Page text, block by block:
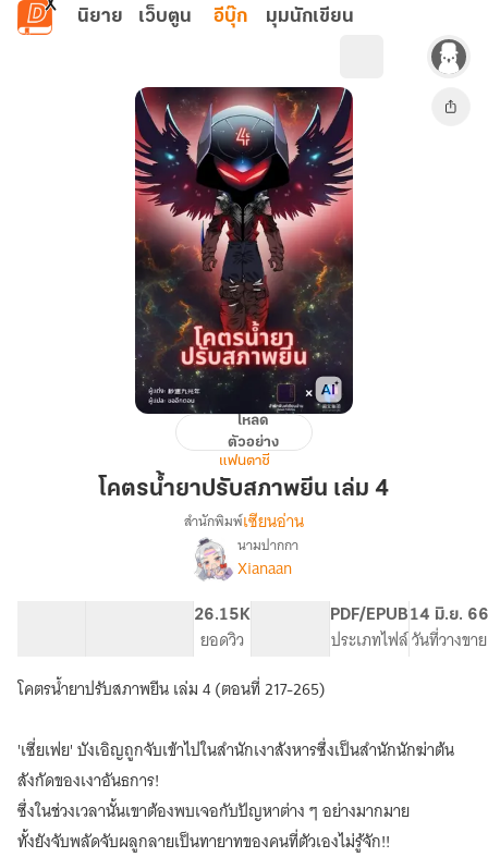
ข้ามไปยังเนื้อหาหลัก
นิยาย เว็บตูน อีบุ๊ก มุมนักเขียน
โคตร
ปรับ
โหลด
ตัวอย่าง
แฟนตาซี
โคตรน้ำยาปรับสภาพยีน เล่ม 4
เรื่อง[จบ
แล้ว]โคตร
น้ำยา
ปรับ
สภาพ
ยีน
(อ่าน
ละ
12.00)
สำนักพิมพ์เซียนอ่าน
นามปากกา
Xianaan
26.15K
ยอดวิว
PDF/EPUB
ประเภทไฟล์
14 มิ.ย. 66
วันที่วางขาย
โคตรน้ำยาปรับสภาพยีน เล่ม 4 (ตอนที่ 217-265)
'เซี่ยเฟย' บังเอิญถูกจับเข้าไปในสำนักเงาสังหารซึ่งเป็นสำนักนักฆ่าต้น
สังกัดของเงาอันธการ!
ซึ่งในช่วงเวลานั้นเขาต้องพบเจอกับปัญหาต่าง ๆ อย่างมากมาย
ทั้งยังจับพลัดจับผลูกลายเป็นทายาทของคนที่ตัวเองไม่รู้จัก!!